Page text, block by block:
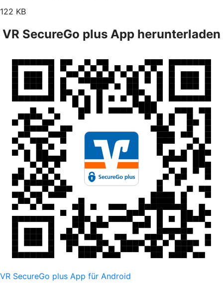
122 KB
VR SecureGo plus App herunterladen
VR SecureGo plus App für Android